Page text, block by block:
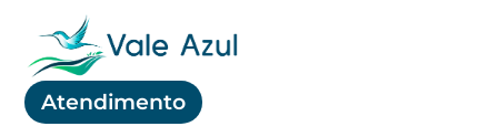
Atendimento